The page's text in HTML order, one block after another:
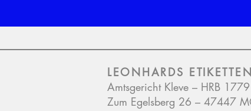
LEONHARDS
Amtsgericht Kleve – HRB
Zum Egelsberg 26 – 47447